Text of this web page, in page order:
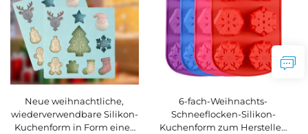
Neue weihnachtliche,
wiederverwendbare Silikon-
Kuchenform in Form eines
6-fach-Weihnachts-
Schneeflocken-Silikon-
Kuchenform zum Herstellen